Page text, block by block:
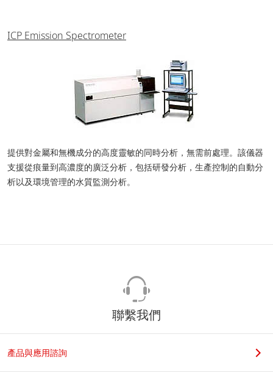
ICP Emission Spectrometer
提供對金屬和無機成分的高度靈敏的同時分析，無需前處理。該儀器
支援從痕量到高濃度的廣泛分析，包括研發分析，生產控制的自動分
析以及環境管理的水質監測分析。
聯繫我們
產品與應用諮詢